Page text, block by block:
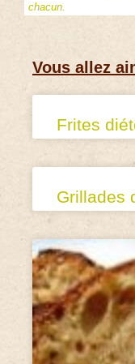
chacun.
Vous allez
Frites
Grillades